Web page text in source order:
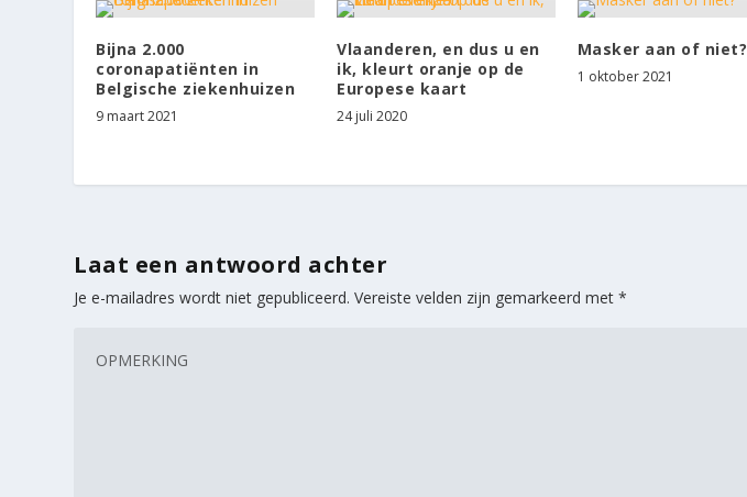
Bijna 2.000
coronapatiënten in
Belgische ziekenhuizen
9 maart 2021
Vlaanderen, en dus u en
ik, kleurt oranje op de
Europese kaart
24 juli 2020
Masker aan of niet?
1 oktober 2021
Laat een antwoord achter
Je e-mailadres wordt niet gepubliceerd. Vereiste velden zijn gemarkeerd met*